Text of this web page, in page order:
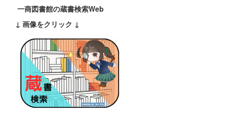
一商図書館の蔵書検索Web
↓ 画像をクリック ↓